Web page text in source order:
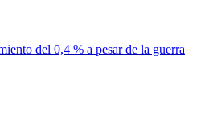
del 0,4 % a pesar de la guerra